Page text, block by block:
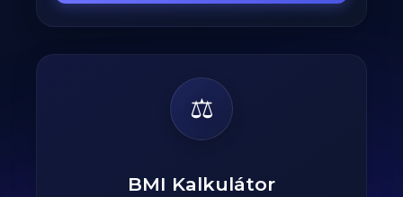
⚖️
BMI Kalkulátor